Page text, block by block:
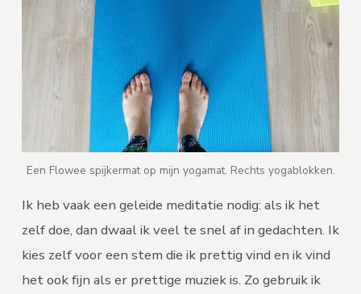
Een Flowee spijkermat op mijn yogamat. Rechts yogablokken.
Ik heb vaak een geleide meditatie nodig: als ik het
zelf doe, dan dwaal ik veel te snel af in gedachten. Ik
kies zelf voor een stem die ik prettig vind en ik vind
het ook fijn als er prettige muziek is. Zo gebruik ik